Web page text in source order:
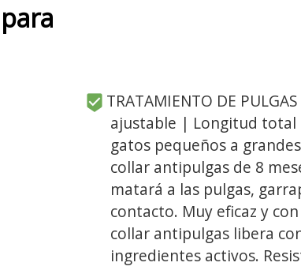
TRATAMIENTO DE
ajustable | Longitud total
gatos pequeños a
collar antipulgas de 8
matará a las pulgas,
contacto. Muy eficaz y
collar antipulgas libera
ingredientes activos.